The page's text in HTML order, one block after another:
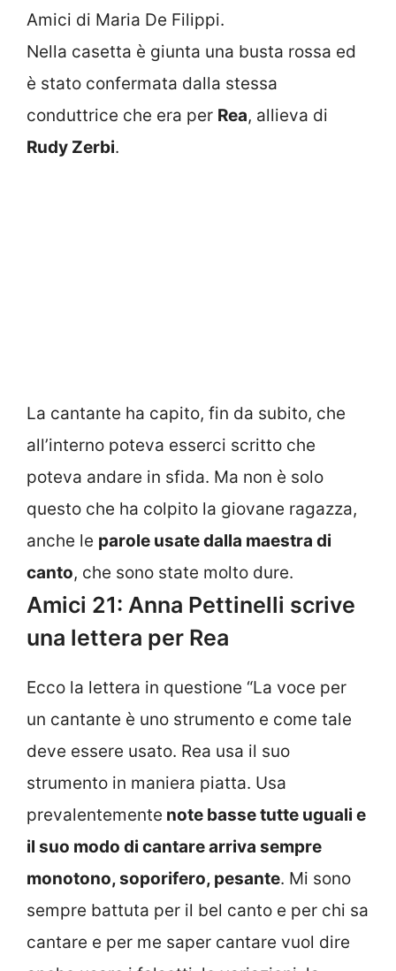
Amici di Maria De Filippi.
Nella casetta è giunta una busta rossa ed
è stato confermata dalla stessa
conduttrice che era per Rea, allieva di
Rudy Zerbi.
La cantante ha capito, fin da subito, che
all’interno poteva esserci scritto che
poteva andare in sfida. Ma non è solo
questo che ha colpito la giovane ragazza,
anche le parole usate dalla maestra di
canto, che sono state molto dure.
Amici 21: Anna Pettinelli scrive
una lettera per Rea
Ecco la lettera in questione “La voce per
un cantante è uno strumento e come tale
deve essere usato. Rea usa il suo
strumento in maniera piatta. Usa
prevalentemente note basse tutte uguali e
il suo modo di cantare arriva sempre
monotono, soporifero, pesante. Mi sono
sempre battuta per il bel canto e per chi sa
cantare e per me saper cantare vuol dire